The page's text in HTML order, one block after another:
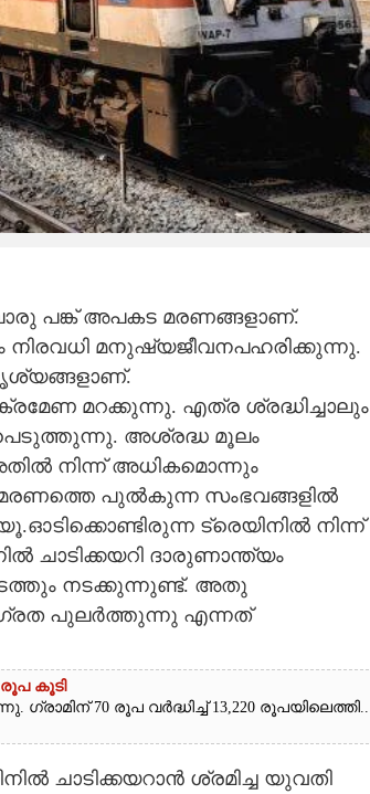
പങ്ക് അപകട മരണങ്ങളാണ്.
നിരവധി മനുഷ്യജീവനപഹരിക്കുന്നു.
ക്രമേണ മറക്കുന്നു. എത്ര ശ്രദ്ധിച്ചാലും
പെടുത്തുന്നു. അശ്രദ്ധ മൂലം
നിന്ന് അധികമൊന്നും
മരണത്തെ പുൽകുന്ന സംഭവങ്ങളിൽ
ട്രെയിനിൽ നിന്ന്
ചാടിക്കയറി ദാരുണാന്ത്യം
നടക്കുന്നുണ്ട്. അതു
പുലർത്തുന്നു എന്നത്
കൂടി
70 രൂപ വർദ്ധിച്ച് 13,220
ചാടിക്കയറാൻ ശ്രമിച്ച യുവതി